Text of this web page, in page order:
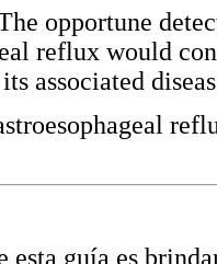
opportune
reflux would
associated
esta guía es